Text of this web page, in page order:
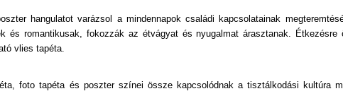
hangulatot varázsol a mindennapok családi kapcsolatainak
és romantikusak, fokozzák az étvágyat és nyugalmat árasztanak.
vlies tapéta.
foto tapéta és poszter színei össze kapcsolódnak a tisztálkodási kultúra